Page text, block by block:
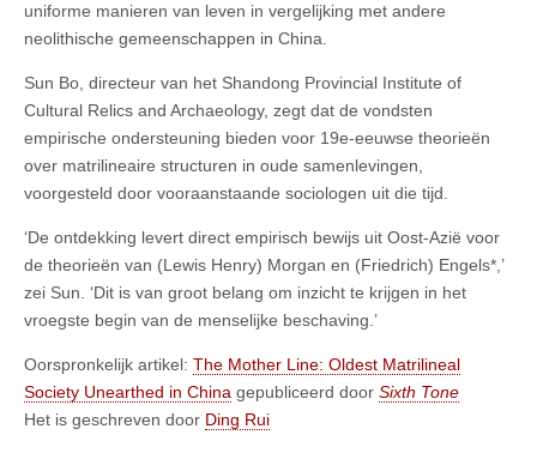
uniforme manieren van leven in vergelijking met andere
neolithische gemeenschappen in China.
Sun Bo, directeur van het Shandong Provincial Institute of
Cultural Relics and Archaeology, zegt dat de vondsten
empirische ondersteuning bieden voor 19e-eeuwse theorieën
over matrilineaire structuren in oude samenlevingen,
voorgesteld door vooraanstaande sociologen uit die tijd.
‘De ontdekking levert direct empirisch bewijs uit Oost-Azië voor
de theorieën van (Lewis Henry) Morgan en (Friedrich) Engels*,’
zei Sun. ‘Dit is van groot belang om inzicht te krijgen in het
vroegste begin van de menselijke beschaving.’
Oorspronkelijk artikel: The Mother Line: Oldest Matrilineal
Society Unearthed in China gepubliceerd door Sixth Tone
Het is geschreven door Ding Rui